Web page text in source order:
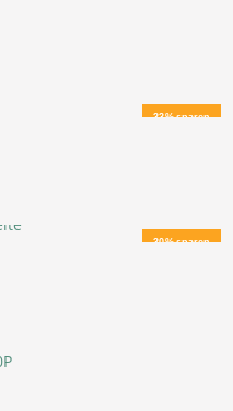
33% sparen
30% sparen